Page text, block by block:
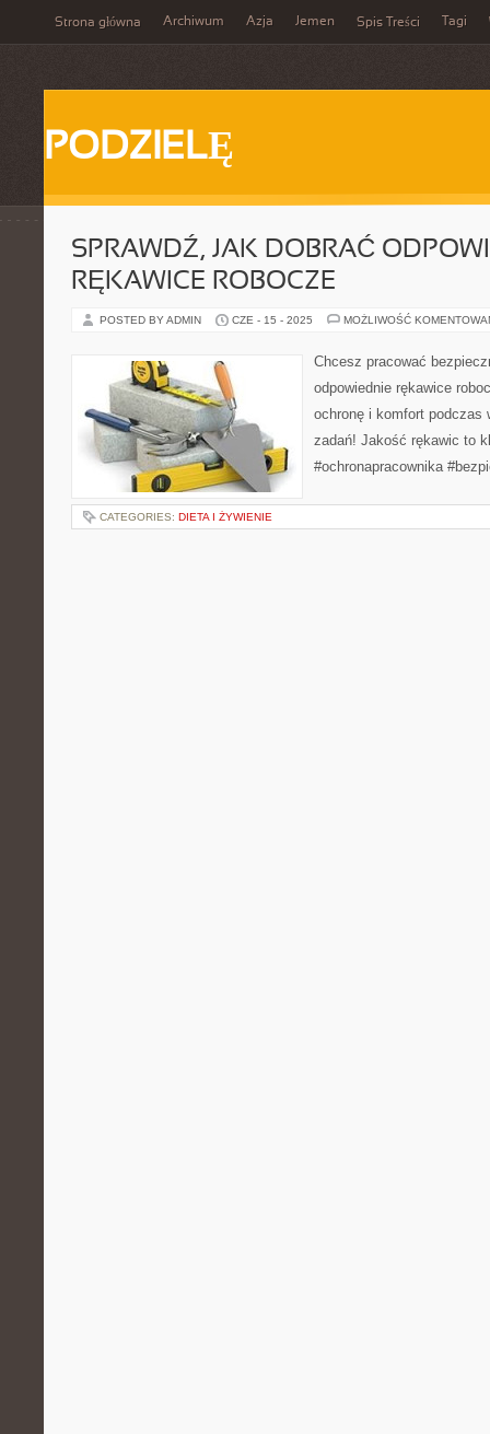
Strona główna Archiwum Azja Jemen Spis Treści Tagi
PODZIELĘ
SPRAWDŹ, JAK DOBRAĆ
RĘKAWICE ROBOCZE
POSTED BY ADMIN CZE - 15 - 2025 MOŻLIWOŚĆ
Chcesz pracować
odpowiednie rękawice
ochronę i komfort podczas
zadań! Jakość rękawic to
#ochronapracownika
CATEGORIES: DIETA I ŻYWIENIE